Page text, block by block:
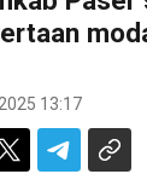
13:17